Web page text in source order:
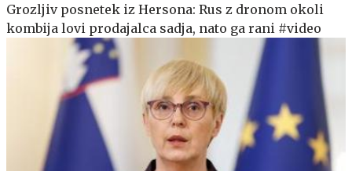
Grozljiv posnetek iz Hersona: Rus z dronom okoli
kombija lovi prodajalca sadja, nato ga rani #video